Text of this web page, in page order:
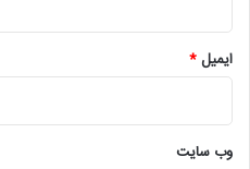
• راهیابی ۲ انیمیشن کوتاه به سی‌امین جشنواره فیلم رود آیلند
• شایعه یا واقعیت؟ نقش کلیدی پل
ایمیل*
وب‌ سایت